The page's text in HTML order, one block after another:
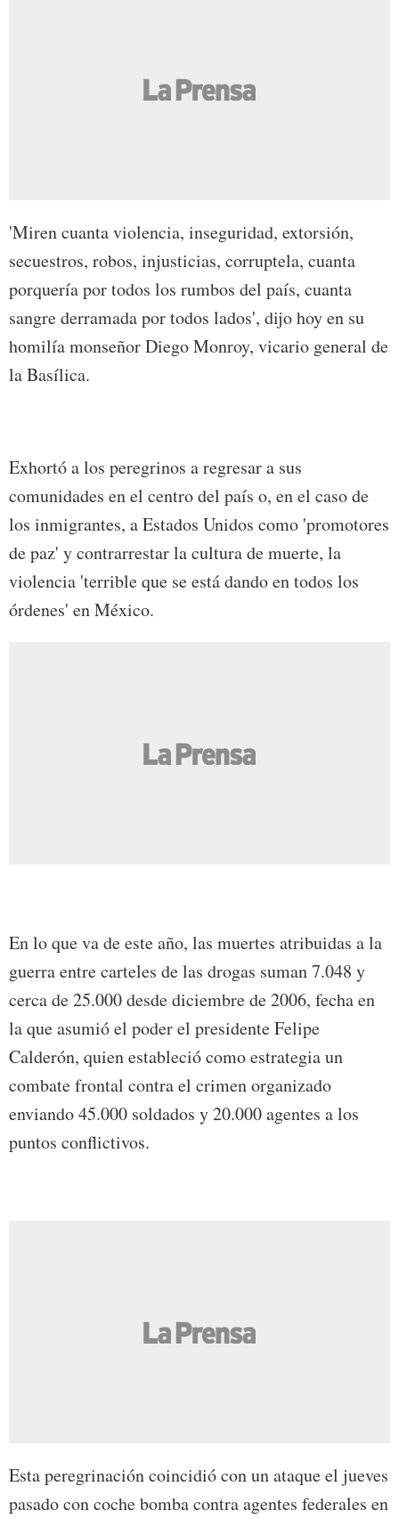
'Miren cuanta violencia, inseguridad, extorsión,
secuestros, robos, injusticias, corruptela, cuanta
porquería por todos los rumbos del país, cuanta
sangre derramada por todos lados', dijo hoy en su
homilía monseñor Diego Monroy, vicario general de
la Basílica.
Exhortó a los peregrinos a regresar a sus
comunidades en el centro del país o, en el caso de
los inmigrantes, a Estados Unidos como 'promotores
de paz' y contrarrestar la cultura de muerte, la
violencia 'terrible que se está dando en todos los
órdenes' en México.
En lo que va de este año, las muertes atribuidas a la
guerra entre carteles de las drogas suman 7.048 y
cerca de 25.000 desde diciembre de 2006, fecha en
la que asumió el poder el presidente Felipe
Calderón, quien estableció como estrategia un
combate frontal contra el crimen organizado
enviando 45.000 soldados y 20.000 agentes a los
puntos conflictivos.
Esta peregrinación coincidió con un ataque el jueves
pasado con coche bomba contra agentes federales en